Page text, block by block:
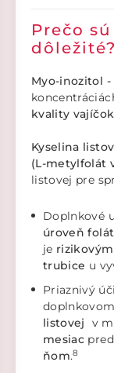
Prečo
dôležité?
Myo-inozitol -
kvality vajíčok
Kyselina
(L-metylfolát
listovej pre
Doplnkové
úroveň
je
trubice u
Priaznivý
doplnkovom
listovej
v
mesiac
ňom.8